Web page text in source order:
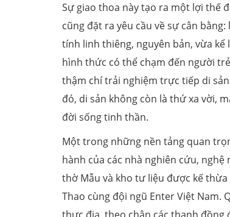
Sự giao thoa này tạo ra một lợi thế
cũng đặt ra yêu cầu về sự cân
tính linh thiêng, nguyên bản, vừa kể
hình thức có thể chạm đến người
thậm chí trải nghiệm trực tiếp di
đó, di sản không còn là thứ xa vời,
đời sống tinh thần.
Một trong những nền tảng quan
hành của các nhà nghiên cứu,
thờ Mẫu và kho tư liệu được kế
Thao cùng đội ngũ Enter Việt Nam.